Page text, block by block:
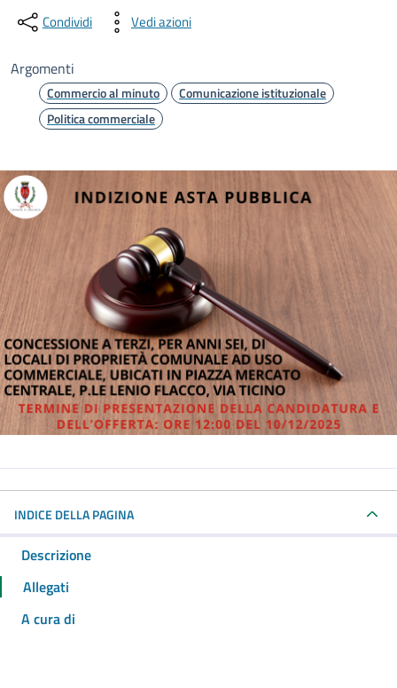
Condividi Vedi azioni
Argomenti
Commercio al minuto
Comunicazione istituzionale
Politica commerciale
INDICE DELLA PAGINA
Descrizione
Allegati
A cura di